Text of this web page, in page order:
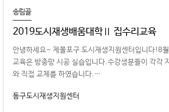
송림골
2019도시재생배움대학Ⅱ 집수리교육
안녕하 세요~ 제물포구 도시재생지원센터입니다!8
교육은 방충망 시공 실습입니다.수강생분들이 각각
와 직접 교체를 하였습니다.…
동구도시재생지원센터